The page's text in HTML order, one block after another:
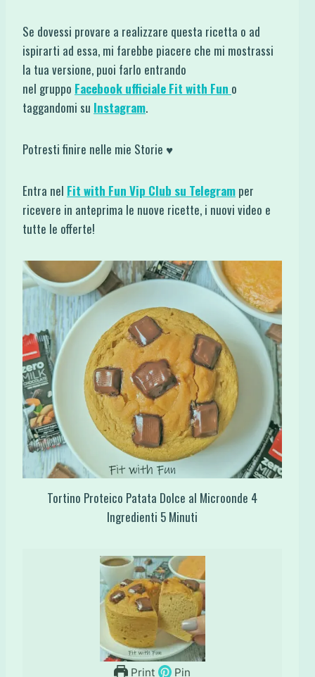
Se dovessi provare a realizzare questa ricetta o ad
ispirarti ad essa, mi farebbe piacere che mi mostrassi
la tua versione, puoi farlo entrando
nel gruppo Facebook ufficiale Fit with Fun o
taggandomi su Instagram.
Potresti finire nelle mie Storie ♥
Entra nel Fit with Fun Vip Club su Telegram per
ricevere in anteprima le nuove ricette, i nuovi video e
tutte le offerte!
Tortino Proteico Patata Dolce al Microonde 4
Ingredienti 5 Minuti
Print Pin